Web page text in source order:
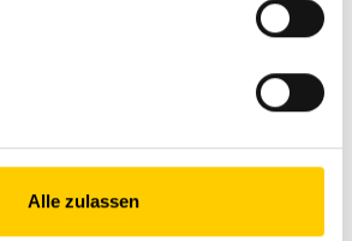
Alle zulassen
im Prüfstand
Aggregaten eine sehr
die für Langlebigkeit und
Zusammen haben alle Modelle